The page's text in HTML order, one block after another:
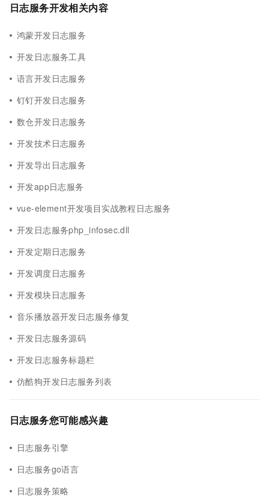
日志服务开发相关内容
鸿蒙开发日志服务
开发日志服务工具
语言开发日志服务
钉钉开发日志服务
数仓开发日志服务
开发技术日志服务
开发导出日志服务
开发app日志服务
vue-element开发项目实战教程日志服务
开发日志服务php_infosec.dll
开发定期日志服务
开发调度日志服务
开发模块日志服务
音乐播放器开发日志服务修复
开发日志服务源码
开发日志服务标题栏
仿酷狗开发日志服务列表
日志服务您可能感兴趣
日志服务引擎
日志服务go语言
日志服务策略